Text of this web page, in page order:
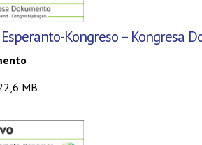
Kongreso– Kongresa
MB